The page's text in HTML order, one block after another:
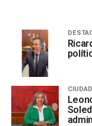
CIUDAD